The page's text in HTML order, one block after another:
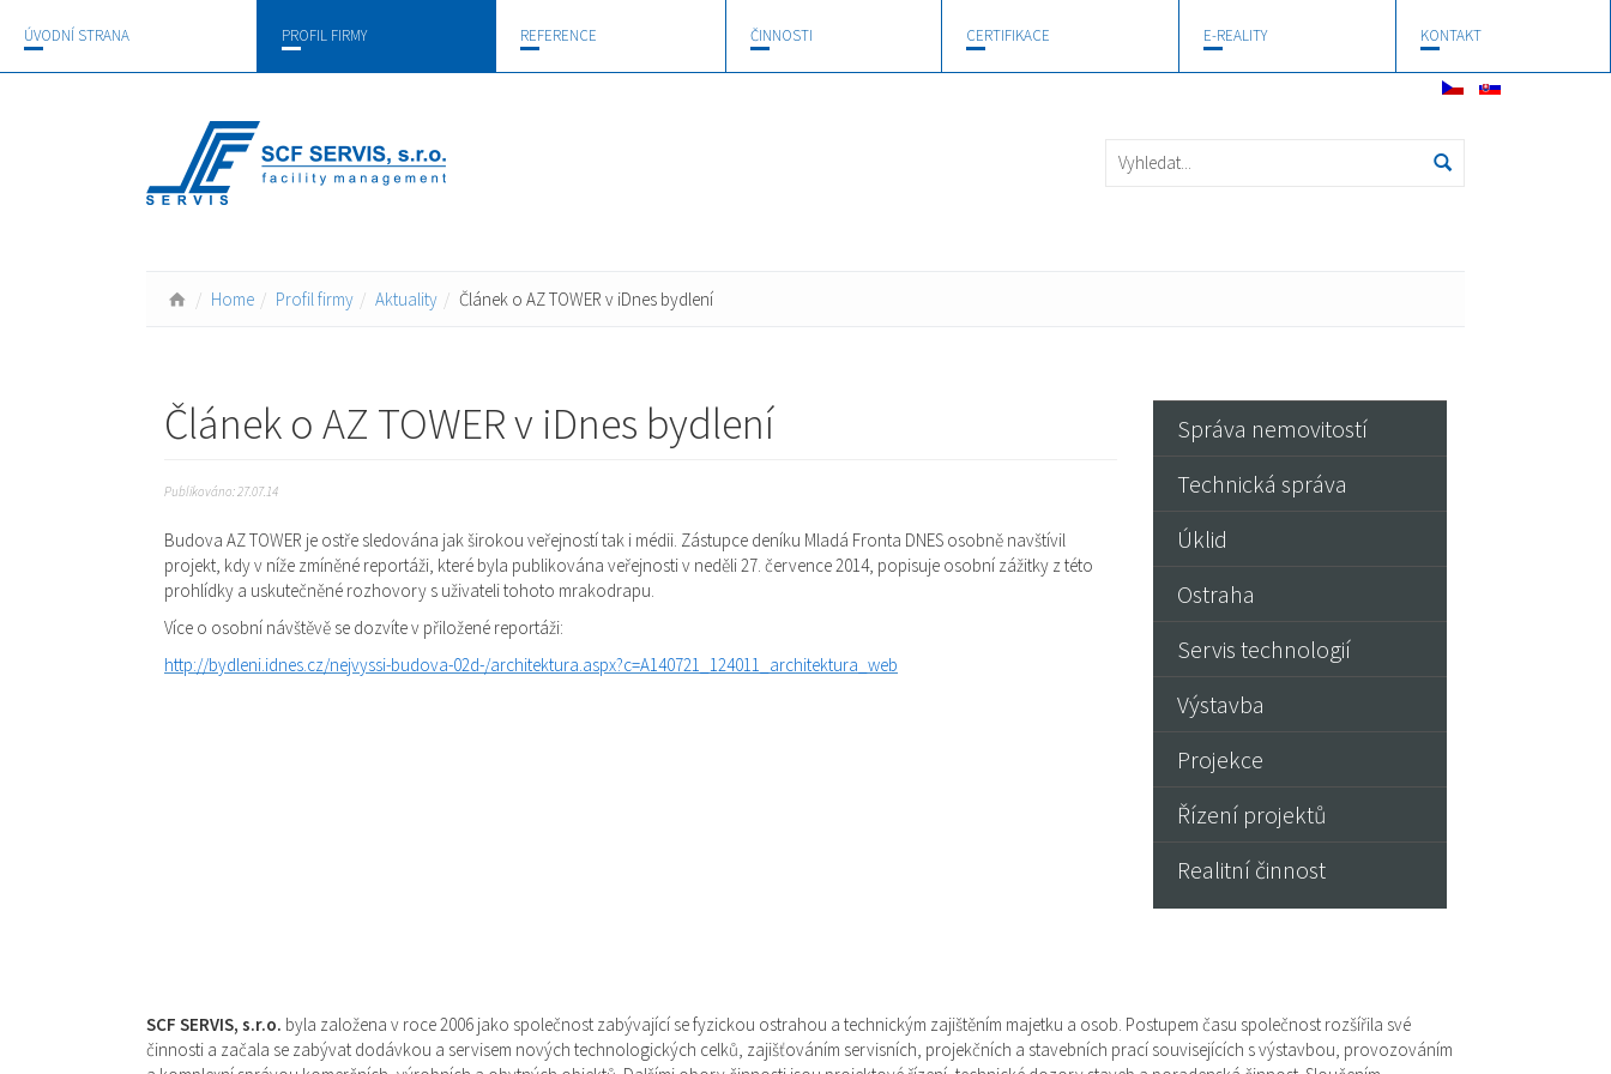
ÚVODNÍ STRANA PROFIL FIRMY REFERENCE ČINNOSTI CERTIFIKACE E-REALITY KONTAKT
Home Profil firmy Aktuality Článek o AZ TOWER v iDnes bydlení
Článek o AZ TOWER v iDnes bydlení
Publikováno: 27.07.14
Budova AZ TOWER je ostře sledována jak širokou veřejností tak i médii. Zástupce deníku Mladá Fronta DNES osobně navštívil
projekt, kdy v níže zmíněné reportáži, které byla publikována veřejnosti v neděli 27. července 2014, popisuje osobní zážitky z této
prohlídky a uskutečněné rozhovory s uživateli tohoto mrakodrapu.
Více o osobní návštěvě se dozvíte v přiložené reportáži:
http://bydleni.idnes.cz/nejvyssi-budova-02d-/architektura.aspx?c=A140721_124011_architektura_web
Správa nemovitostí
Technická správa
Úklid
Ostraha
Servis technologií
Výstavba
Projekce
Řízení projektů
Realitní činnost
SCF SERVIS, s.r.o. byla založena v roce 2006 jako společnost zabývající se fyzickou ostrahou a technickým zajištěním majetku a osob. Postupem času společnost rozšířila své
činnosti a začala se zabývat dodávkou a servisem nových technologických celků, zajišťováním servisních, projekčních a stavebních prací souvisejících s výstavbou, provozováním